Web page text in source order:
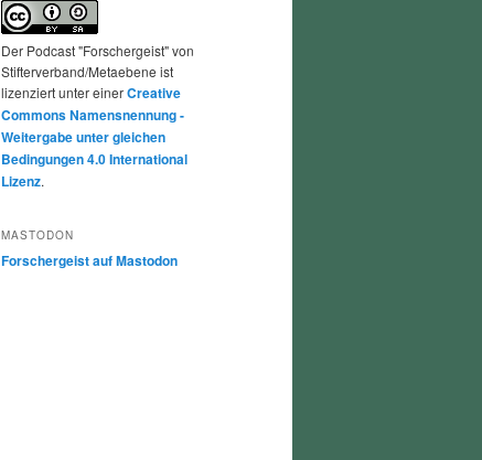
Der Podcast "Forschergeist" von
Stifterverband/Metaebene ist
lizenziert unter einerCreative
Commons Namensnennung -
Weitergabe unter gleichen
Bedingungen 4.0 International
Lizenz.
MASTODON
Forschergeist auf Mastodon